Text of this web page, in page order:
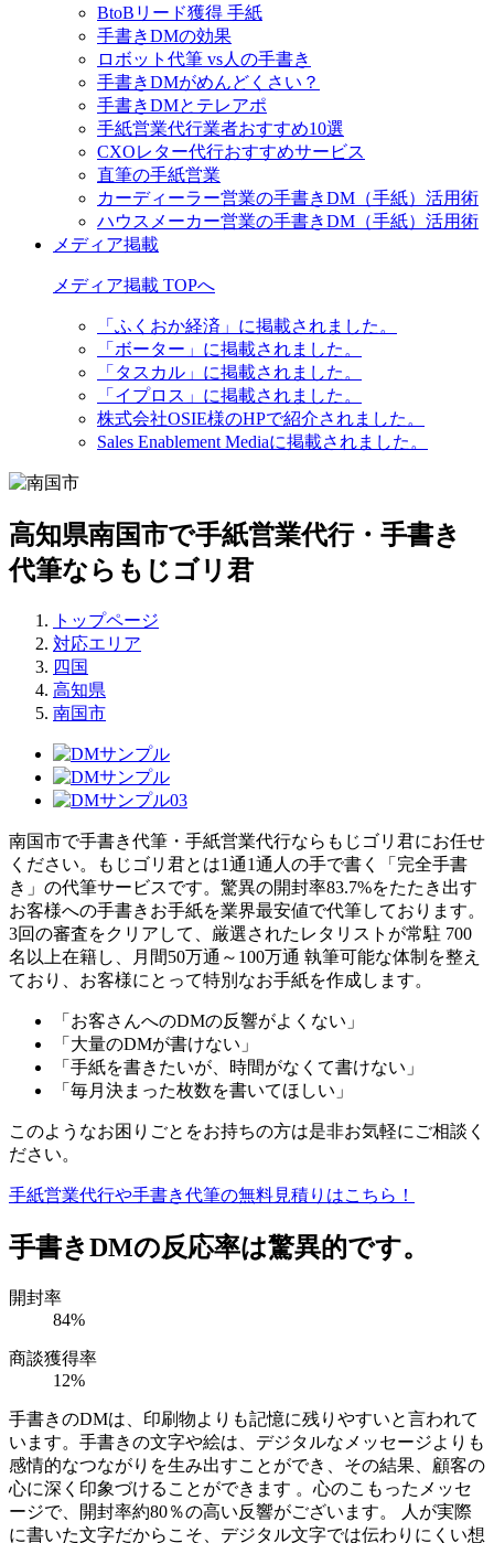
BtoBリード獲得 手紙
手書きDMの効果
ロボット代筆 vs人の手書き
手書きDMがめんどくさい？
手書きDMとテレアポ
手紙営業代行業者おすすめ10選
CXOレター代行おすすめサービス
直筆の手紙営業
カーディーラー営業の手書きDM（手紙）活用術
ハウスメーカー営業の手書きDM（手紙）活用術
メディア掲載
メディア掲載 TOPへ
「ふくおか経済」に掲載されました。
「ボーター」に掲載されました。
「タスカル」に掲載されました。
「イプロス」に掲載されました。
株式会社OSIE様のHPで紹介されました。
Sales Enablement Mediaに掲載されました。
高知県南国市で手紙営業代行・手書き
代筆ならもじゴリ君
トップページ
対応エリア
四国
高知県
南国市
南国市で手書き代筆・手紙営業代行ならもじゴリ君にお任せ
ください。もじゴリ君とは1通1通人の手で書く「完全手書
き」の代筆サービスです。驚異の開封率83.7%をたたき出す
お客様への手書きお手紙を業界最安値で代筆しております。
3回の審査をクリアして、厳選されたレタリストが常駐 700
名以上在籍し、月間50万通～100万通 執筆可能な体制を整え
ており、お客様にとって特別なお手紙を作成します。
「お客さんへのDMの反響がよくない」
「大量のDMが書けない」
「手紙を書きたいが、時間がなくて書けない」
「毎月決まった枚数を書いてほしい」
このようなお困りごとをお持ちの方は是非お気軽にご相談く
ださい。
手紙営業代行や手書き代筆の無料見積りはこちら！
手書きDMの反応率は驚異的です。
開封率
84%
商談獲得率
12%
手書きのDMは、印刷物よりも記憶に残りやすいと言われて
います。手書きの文字や絵は、デジタルなメッセージよりも
感情的なつながりを生み出すことができ、その結果、顧客の
心に深く印象づけることができます 。心のこもったメッセ
ージで、開封率約80％の高い反響がございます。 人が実際
に書いた文字だからこそ、デジタル文字では伝わりにくい想